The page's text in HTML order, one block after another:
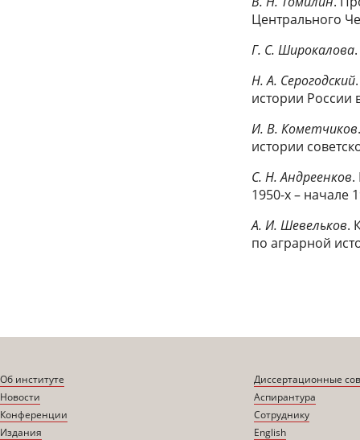
Центрального
Г. С. Широкалова
Н. А. Серогодский
истории России
И. В. Кометчиков
истории
С. Н. Андреенков.
1950-х – начале
А. И. Шевельков.
по аграрной
Об институте
Новости
Конференции
Издания
Диссертационные
Аспирантура
Сотруднику
English